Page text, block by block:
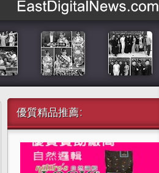
優質精品推薦: